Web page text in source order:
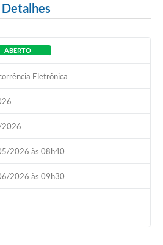
Detalhes
ABERTO
Eletrônica
2026 às 08h40
2026 às 09h30